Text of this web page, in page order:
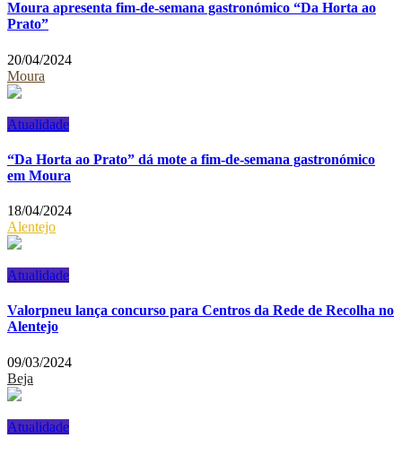
Moura apresenta fim-de-semana gastronómico “Da Horta ao
Prato”
20/04/2024
Moura
Atualidade
“Da Horta ao Prato” dá mote a fim-de-semana gastronómico
em Moura
18/04/2024
Alentejo
Atualidade
Valorpneu lança concurso para Centros da Rede de Recolha no
Alentejo
09/03/2024
Beja
Atualidade